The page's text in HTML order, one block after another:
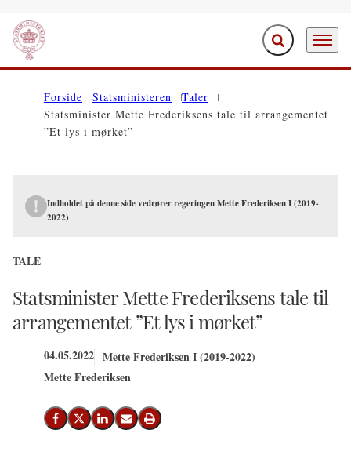
Gå til forsiden Fold søgefelt ud
Menu
Forside Statsministeren
Taler
Statsminister Mette Frederiksens tale til arrangementet
”Et lys i mørket”
Indholdet på denne side vedrører regeringen Mette Frederiksen I (2019-
2022)
TALE
Statsminister Mette Frederiksens tale til
arrangementet ”Et lys i mørket”
04.05.2022 Mette Frederiksen I (2019-2022)
Mette Frederiksen
Del på Facebook
Del på X (Twitter)
Del på LinkedIn
Send email
Print